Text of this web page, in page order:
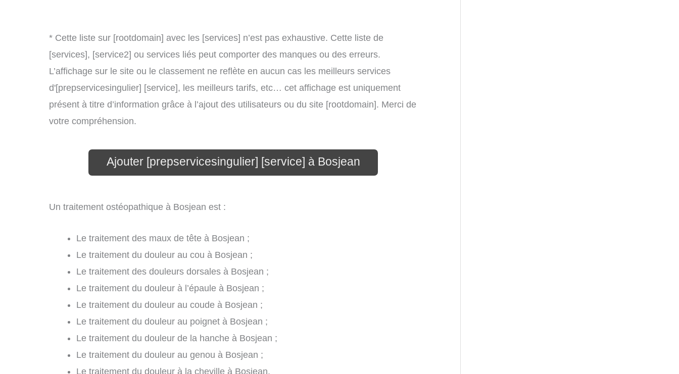
* Cette liste sur [rootdomain] avec les [services] n’est pas exhaustive. Cette liste de
[services], [service2] ou services liés peut comporter des manques ou des erreurs.
L’affichage sur le site ou le classement ne reflète en aucun cas les meilleurs services
d'[prepservicesingulier] [service], les meilleurs tarifs, etc… cet affichage est uniquement
présent à titre d’information grâce à l’ajout des utilisateurs ou du site [rootdomain]. Merci de
votre compréhension.
Ajouter [prepservicesingulier] [service] à Bosjean
Un traitement ostéopathique à Bosjean est :
Le traitement des maux de tête à Bosjean ;
Le traitement du douleur au cou à Bosjean ;
Le traitement des douleurs dorsales à Bosjean ;
Le traitement du douleur à l’épaule à Bosjean ;
Le traitement du douleur au coude à Bosjean ;
Le traitement du douleur au poignet à Bosjean ;
Le traitement du douleur de la hanche à Bosjean ;
Le traitement du douleur au genou à Bosjean ;
Le traitement du douleur à la cheville à Bosjean.